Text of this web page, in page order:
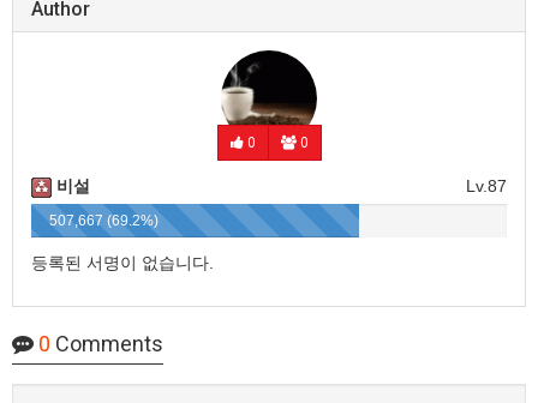
Author
0 0
Lv.87
비설
507,667 (69.2%)
등록된 서명이 없습니다.
0 Comments